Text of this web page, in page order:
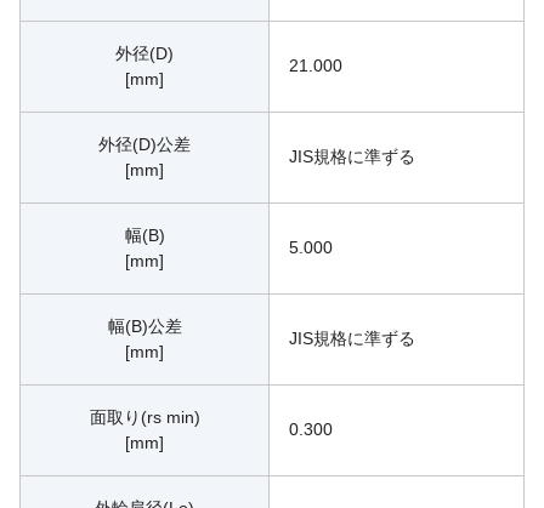
外径(D)
[mm]
21.000
外径(D)公差
[mm]
JIS規格に準ずる
幅(B)
[mm]
5.000
幅(B)公差
[mm]
JIS規格に準ずる
面取り(rs min)
[mm]
0.300